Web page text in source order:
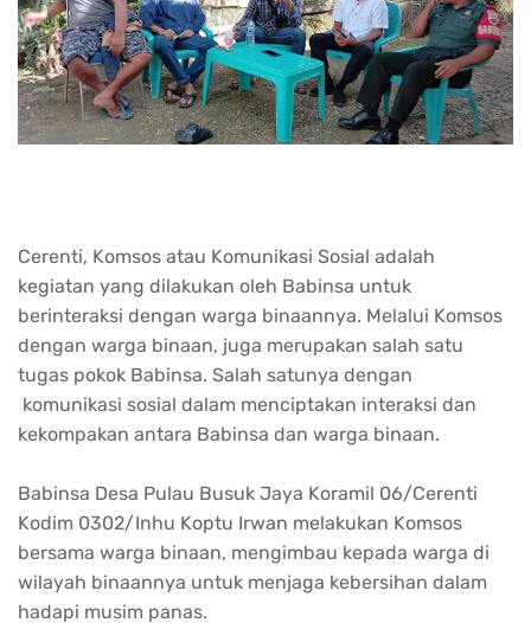
Cerenti, Komsos atau Komunikasi Sosial adalah
kegiatan yang dilakukan oleh Babinsa untuk
berinteraksi dengan warga binaannya. Melalui Komsos
dengan warga binaan, juga merupakan salah satu
tugas pokok Babinsa. Salah satunya dengan
komunikasi sosial dalam menciptakan interaksi dan
kekompakan antara Babinsa dan warga binaan.
Babinsa Desa Pulau Busuk Jaya Koramil 06/Cerenti
Kodim 0302/Inhu Koptu Irwan melakukan Komsos
bersama warga binaan, mengimbau kepada warga di
wilayah binaannya untuk menjaga kebersihan dalam
hadapi musim panas.